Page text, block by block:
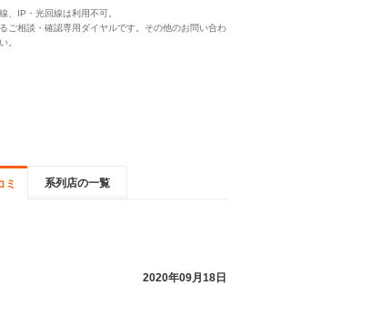
、IP・光回線は利用不可。
ご相談・確認専用ダイヤルです。その他のお問い合わ
。
ミ 系列店の一覧
2020年09月18日